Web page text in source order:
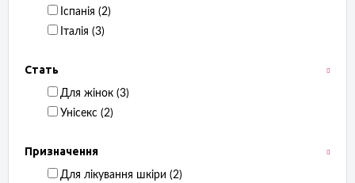
Іспанія ‏ (2)
Італія ‏ (3)
Стать
Для жінок ‏ (3)
Унісекс ‏ (2)
Призначення
Для лікування шкіри ‏ (2)